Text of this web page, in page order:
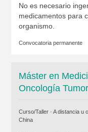
No es necesario
medicamentos para
organismo.
Convocatoria permanente
Máster en
Oncología
Curso/Taller · A distancia u
China